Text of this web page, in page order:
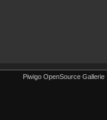
Piwigo OpenSource Gallerie